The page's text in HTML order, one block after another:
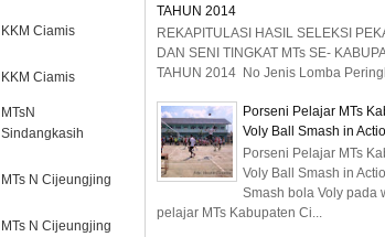
KKM Ciamis
KKM Ciamis
MTsN
Sindangkasih
MTs N Cijeungjing
MTs N Cijeungjing
TAHUN 2014
REKAPITULASI HASIL SELEKSI
DAN SENI TINGKAT MTs SE-
TAHUN 2014 No Jenis Lomba
Porseni Pelajar MTs
Voly Ball Smash in
Porseni Pelajar MTs
Voly Ball Smash in
Smash bola Voly pada
pelajar MTs Kabupaten Ci...